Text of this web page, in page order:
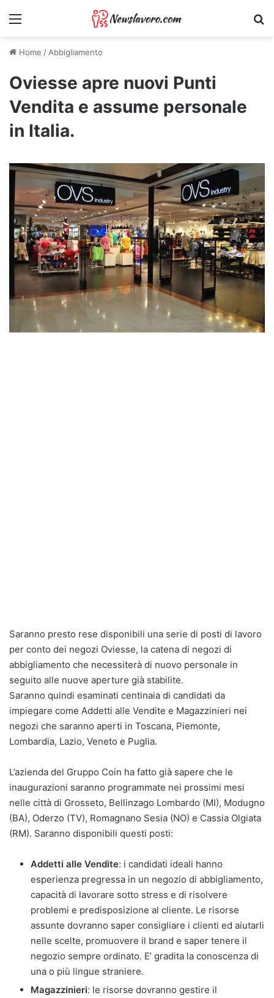
Menu
Home /Abbigliamento
Oviesse apre nuovi Punti
Vendita e assume personale
in Italia.
Saranno presto rese disponibili una serie di posti di lavoro
per conto dei negozi Oviesse, la catena di negozi di
abbigliamento che necessiterà di nuovo personale in
seguito alle nuove aperture già stabilite.
Saranno quindi esaminati centinaia di candidati da
impiegare come Addetti alle Vendite e Magazzinieri nei
negozi che saranno aperti in Toscana, Piemonte,
Lombardia, Lazio, Veneto e Puglia.
L’azienda del Gruppo Coin ha fatto già sapere che le
inaugurazioni saranno programmate nei prossimi mesi
nelle città di Grosseto, Bellinzago Lombardo (MI), Modugno
(BA), Oderzo (TV), Romagnano Sesia (NO) e Cassia Olgiata
(RM). Saranno disponibili questi posti:
Addetti alle Vendite: i candidati ideali hanno
esperienza pregressa in un negozio di abbigliamento,
capacità di lavorare sotto stress e di risolvere
problemi e predisposizione al cliente. Le risorse
assunte dovranno saper consigliare i clienti ed aiutarli
nelle scelte, promuovere il brand e saper tenere il
negozio sempre ordinato. E’ gradita la conoscenza di
una o più lingue straniere.
Magazzinieri: le risorse dovranno gestire il